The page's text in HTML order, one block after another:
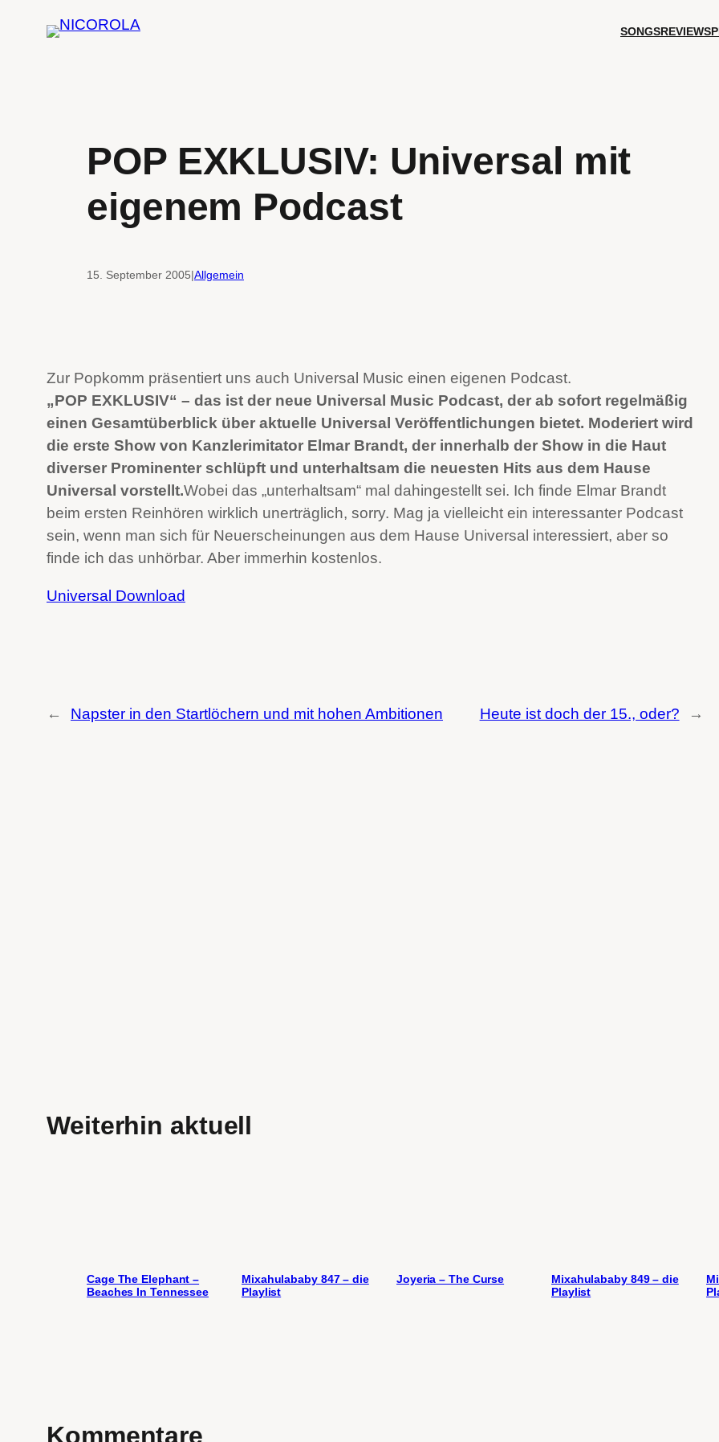
SONGSREVIEWS
POP EXKLUSIV: Universal mit
eigenem Podcast
15. September 2005|Allgemein
Zur Popkomm präsentiert uns auch Universal Music einen eigenen Podcast.
„POP EXKLUSIV“ – das ist der neue Universal Music Podcast, der ab sofort regelmäßig
einen Gesamtüberblick über aktuelle Universal Veröffentlichungen bietet. Moderiert wird
die erste Show von Kanzlerimitator Elmar Brandt, der innerhalb der Show in die Haut
diverser Prominenter schlüpft und unterhaltsam die neuesten Hits aus dem Hause
Universal vorstellt.Wobei das „unterhaltsam“ mal dahingestellt sei. Ich finde Elmar Brandt
beim ersten Reinhören wirklich unerträglich, sorry. Mag ja vielleicht ein interessanter Podcast
sein, wenn man sich für Neuerscheinungen aus dem Hause Universal interessiert, aber so
finde ich das unhörbar. Aber immerhin kostenlos.
Universal Download
← Napster in den Startlöchern und mit hohen Ambitionen Heute ist doch der 15., oder? →
Weiterhin aktuell
Cage The Elephant –
Beaches In Tennessee
Mixahulababy 847 – die
Playlist
Joyeria – The Curse
Mixahulababy 849 – die
Playlist
Kommentare